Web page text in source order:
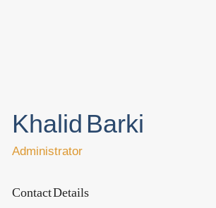
Khalid Barki
Administrator
Contact Details